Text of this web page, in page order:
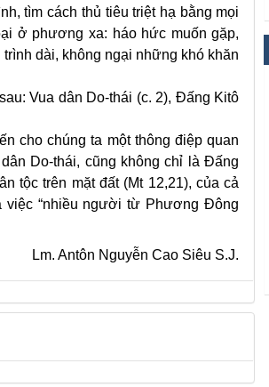
tìm cách thủ tiêu triệt hạ bằng mọi
ở phương xa: háo hức muốn gặp,
dài, không ngại những khó khăn
Vua dân Do-thái (c. 2), Đấng Kitô
cho chúng ta một thông điệp quan
Do-thái, cũng không chỉ là Đấng
tộc trên mặt đất (Mt 12,21), của cả
việc “nhiều người từ Phương Đông
Lm. Antôn Nguyễn Cao Siêu S.J.